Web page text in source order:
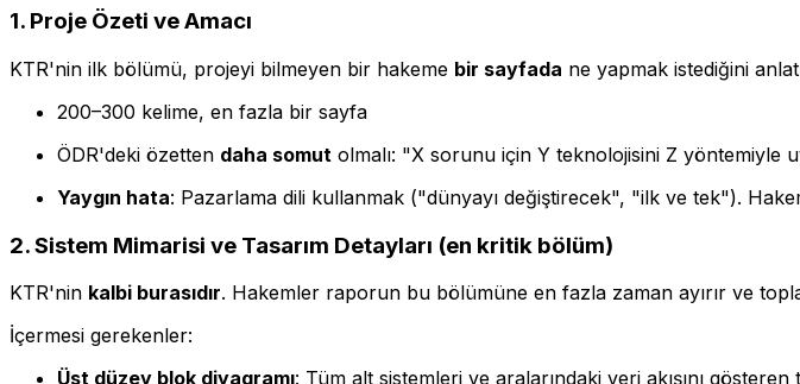
1. Proje Özeti ve Amacı
KTR'nin ilk bölümü, projeyi bilmeyen bir hakeme bir sayfada ne yapmak istediğini
200–300 kelime, en fazla bir sayfa
ÖDR'deki özetten daha somut olmalı: "X sorunu için Y teknolojisini Z yöntemiyle
Yaygın hata: Pazarlama dili kullanmak ("dünyayı değiştirecek", "ilk ve tek").
2. Sistem Mimarisi ve Tasarım Detayları (en kritik bölüm)
KTR'nin kalbi burasıdır. Hakemler raporun bu bölümüne en fazla zaman ayırır ve
İçermesi gerekenler:
Üst düzey blok diyagramı: Tüm alt sistemleri ve aralarındaki veri akışını